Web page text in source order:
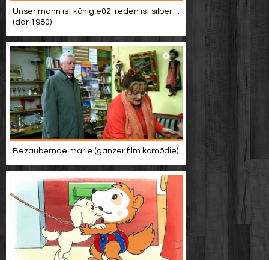
Unser mann ist könig e02-reden ist silber ...
(ddr 1980)
Bezaubernde marie (ganzer film komödie)